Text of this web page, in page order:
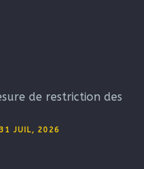
de restriction des
31 JUIL, 2026